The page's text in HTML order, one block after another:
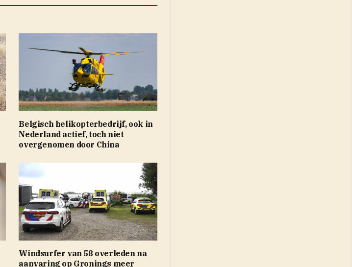
Belgisch helikopterbedrijf, ook in
Nederland actief, toch niet
overgenomen door China
Windsurfer van 58 overleden na
aanvaring op Gronings meer